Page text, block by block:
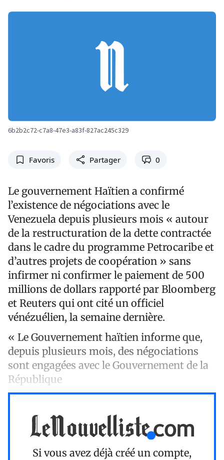
6b2b2c72-c7a8-47e3-a83f-827ac245c329
Favoris Partager 0
Le gouvernement Haïtien a confirmé
l’existence de négociations avec le
Venezuela depuis plusieurs mois « autour
de la restructuration de la dette contractée
dans le cadre du programme Petrocaribe et
d’autres projets de coopération » sans
infirmer ni confirmer le paiement de 500
millions de dollars rapporté par Bloomberg
et Reuters qui ont cité un officiel
vénézuélien, la semaine dernière.
« Le Gouvernement haïtien informe que,
depuis plusieurs mois, des négociations
sont engagées avec le Gouvernement de la
République
Si vous avez déjà créé un compte,